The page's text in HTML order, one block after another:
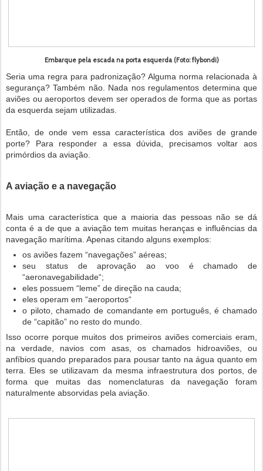
Embarque pela escada na porta esquerda (Foto: flybondi)
Seria uma regra para padronização? Alguma norma relacionada à
segurança? Também não. Nada nos regulamentos determina que
aviões ou aeroportos devem ser operados de forma que as portas
da esquerda sejam utilizadas.
Então, de onde vem essa característica dos aviões de grande
porte? Para responder a essa dúvida, precisamos voltar aos
primórdios da aviação.
A aviação e a navegação
Mais uma característica que a maioria das pessoas não se dá
conta é a de que a aviação tem muitas heranças e influências da
navegação marítima. Apenas citando alguns exemplos:
os aviões fazem “navegações” aéreas;
seu status de aprovação ao voo é chamado de
“aeronavegabilidade“;
eles possuem “leme” de direção na cauda;
eles operam em “aeroportos“
o piloto, chamado de comandante em português, é chamado
de “capitão” no resto do mundo.
Isso ocorre porque muitos dos primeiros aviões comerciais eram,
na verdade, navios com asas, os chamados hidroaviões, ou
anfíbios quando preparados para pousar tanto na água quanto em
terra. Eles se utilizavam da mesma infraestrutura dos portos, de
forma que muitas das nomenclaturas da navegação foram
naturalmente absorvidas pela aviação.